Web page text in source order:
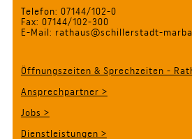
Telefon: 07144/102-0
Fax: 07144/102-300
E-Mail: rathaus@schillerstadt-
Öffnungszeiten & Sprechzeiten -
Ansprechpartner >
Jobs >
Dienstleistungen >